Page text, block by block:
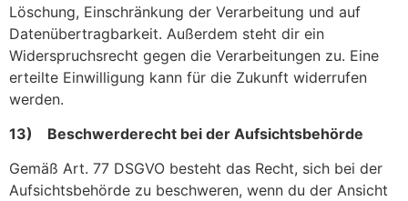
Löschung, Einschränkung der Verarbeitung und auf
Datenübertragbarkeit. Außerdem steht dir ein
Widerspruchsrecht gegen die Verarbeitungen zu. Eine
erteilte Einwilligung kann für die Zukunft widerrufen
werden.
13) Beschwerderecht bei der Aufsichtsbehörde
Gemäß Art. 77 DSGVO besteht das Recht, sich bei der
Aufsichtsbehörde zu beschweren, wenn du der Ansicht